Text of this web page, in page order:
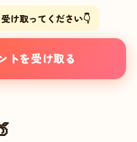
け取ってください👇
トを受け取る